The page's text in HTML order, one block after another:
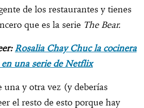
de los restaurantes y tienes
que es la serie The Bear.
Rosalia Chay Chuc la cocinera
en una serie de Netflix
una y otra vez (y deberías
el resto de esto porque hay